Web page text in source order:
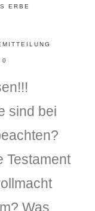
ERBE
0
sind bei
Testament
Was